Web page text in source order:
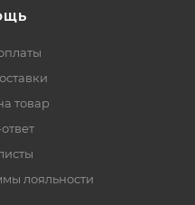
товар
лояльности